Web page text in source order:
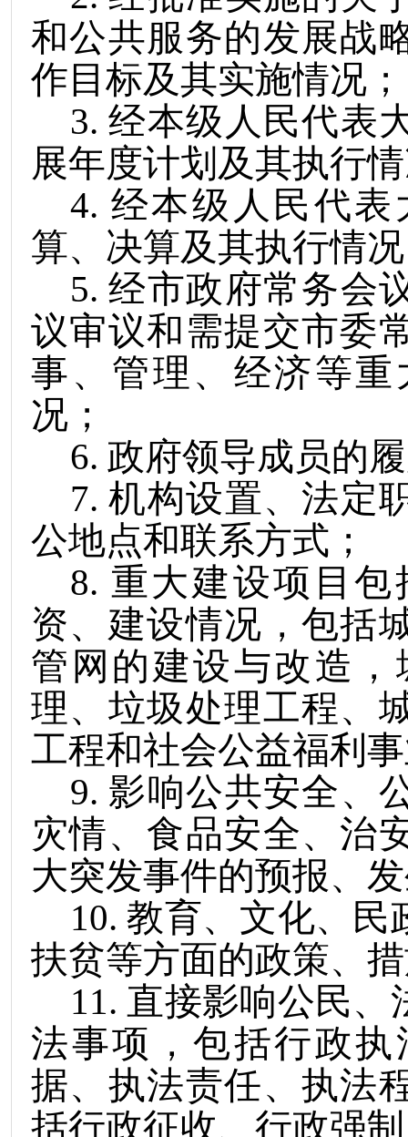
和公共服务的发展战
作目标及其实施情况；
3.经本级人民代表
展年度计划及其执行
4. 经本级人民代
算、决算及其执行情
5.经市政府常务会
议审议和需提交市委
事、管理、经济等
况；
6. 政府领导成员的
7.机构设置、法定
公地点和联系方式；
8. 重大建设项目
资、建设情况，包括
管网的建设与改造
理、垃圾处理工程、
工程和社会公益福利
9. 影响公共安全、
灾情、食品安全、治
大突发事件的预报、
10.教育、文化、民
扶贫等方面的政策、
11. 直接影响公民、
法事项，包括行政
据、执法责任、执法
括行政征收、行政强